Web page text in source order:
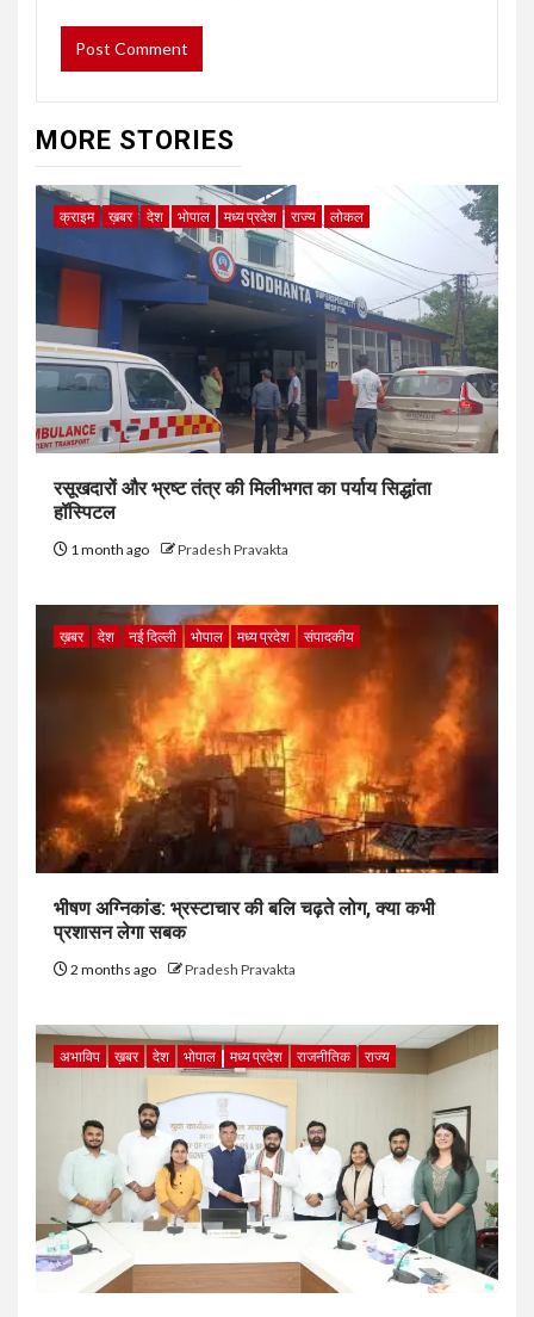
MORE STORIES
क्राइम ख़बर देश भोपाल मध्य प्रदेश राज्य लोकल
रसूखदारों और भ्रष्ट तंत्र की मिलीभगत का पर्याय सिद्धांता
हॉस्पिटल
1 month ago Pradesh Pravakta
ख़बर देश नई दिल्ली भोपाल मध्य प्रदेश संपादकीय
भीषण अग्निकांड: भ्रस्टाचार की बलि चढ़ते लोग, क्या कभी
प्रशासन लेगा सबक
2 months ago Pradesh Pravakta
अभाविप ख़बर देश भोपाल मध्य प्रदेश राजनीतिक राज्य